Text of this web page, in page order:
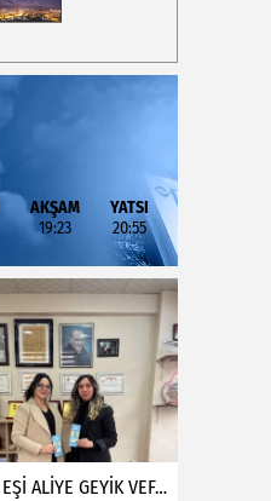
AKŞAM
19:23
YATSI
20:55
ABDİGÖR MAHALLESİNDEN İBRAHİM EŞİ ALİYE GEYİK VEFAT ETMİŞTİR